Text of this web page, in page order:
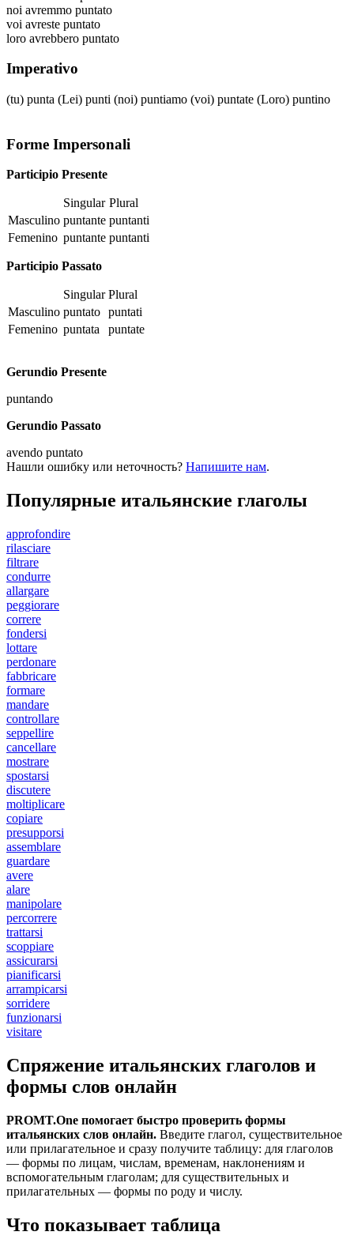
noi avremmo puntato
voi avreste puntato
loro avrebbero puntato
Imperativo
(tu) punta (Lei) punti (noi) puntiamo (voi) puntate (Loro) puntino
Forme Impersonali
Participio Presente
Singular Plural
Masculino puntante puntanti
Femenino puntante puntanti
Participio Passato
Singular Plural
Masculino puntato puntati
Femenino puntata puntate
Gerundio Presente
puntando
Gerundio Passato
avendo puntato
Нашли ошибку или неточность? Напишите нам.
Популярные итальянские глаголы
approfondire
rilasciare
filtrare
condurre
allargare
peggiorare
correre
fondersi
lottare
perdonare
fabbricare
formare
mandare
controllare
seppellire
cancellare
mostrare
spostarsi
discutere
moltiplicare
copiare
presupporsi
assemblare
guardare
avere
alare
manipolare
percorrere
trattarsi
scoppiare
assicurarsi
pianificarsi
arrampicarsi
sorridere
funzionarsi
visitare
Спряжение итальянских глаголов и
формы слов онлайн
PROMT.One помогает быстро проверить формы
итальянских слов онлайн. Введите глагол, существительное
или прилагательное и сразу получите таблицу: для глаголов
— формы по лицам, числам, временам, наклонениям и
вспомогательным глаголам; для существительных и
прилагательных — формы по роду и числу.
Что показывает таблица